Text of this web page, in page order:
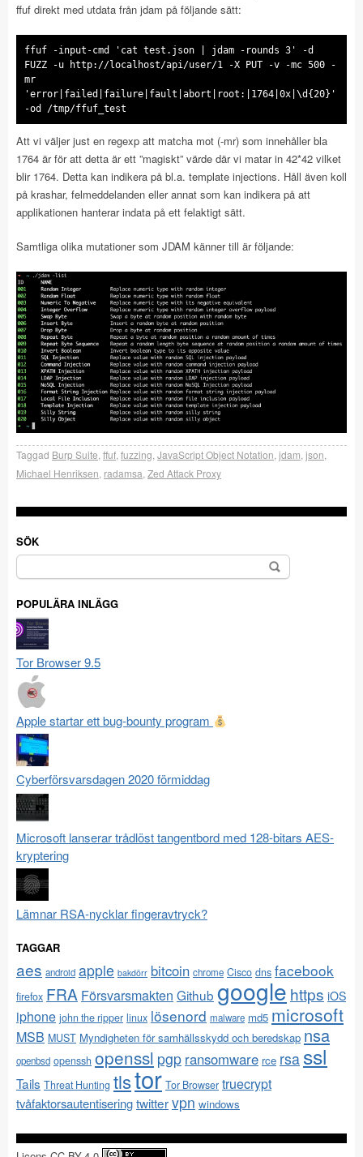
ffuf direkt med utdata från jdam på följande sätt:
ffuf -input-cmd 'cat test.json | jdam -rounds 3' -d
FUZZ -u http://localhost/api/user/1 -X PUT -v -mc 500 -
mr
'error|failed|failure|fault|abort|root:|1764|0x|\d{20}'
-od /tmp/ffuf_test
Att vi väljer just en regexp att matcha mot (-mr) som innehåller bla
1764 är för att detta är ett ”magiskt” värde där vi matar in 42*42 vilket
blir 1764. Detta kan indikera på bl.a. template injections. Håll även koll
på krashar, felmeddelanden eller annat som kan indikera på att
applikationen hanterar indata på ett felaktigt sätt.
Samtliga olika mutationer som JDAM känner till är följande:
Taggad Burp Suite ffuf fuzzing JavaScript Object Notation jdam json
Michael Henriksen radamsa Zed Attack Proxy
SÖK
Sök
efter:
POPULÄRA INLÄGG
Tor Browser 9.5
Apple startar ett bug-bounty program
Cyberförsvarsdagen 2020 förmiddag
Microsoft lanserar trådlöst tangentbord med 128-bitars AES-
kryptering
Lämnar RSA-nycklar fingeravtryck?
TAGGAR
aes android apple bakdörr bitcoin chrome Cisco dns facebook
firefox FRA Försvarsmakten Github google https iOS
iphone john the ripper linux lösenord malware md5 microsoft
MSB MUST Myndigheten för samhällsskydd och beredskap nsa
openbsd openssh openssl pgp ransomware rce rsa ssl
Tails Threat Hunting tlstor Tor Browser truecrypt
tvåfaktorsautentiseringtwittervpn windows